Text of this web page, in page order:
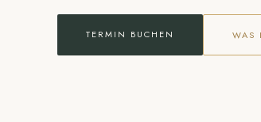
TERMIN BUCHEN WAS